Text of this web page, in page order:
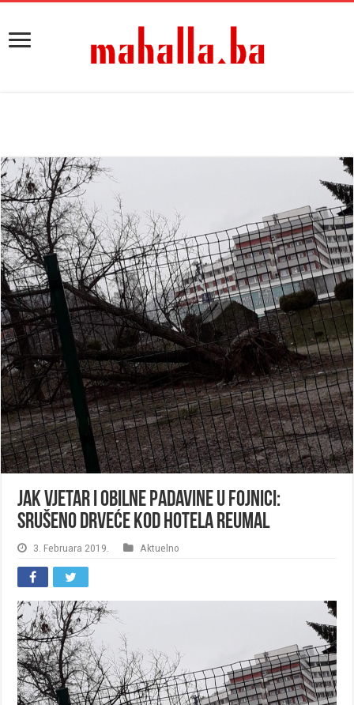
Jak vjetar i obilne padavine u Fojnici:
Srušeno drveće kod hotela Reumal
3. Februara 2019. Aktuelno